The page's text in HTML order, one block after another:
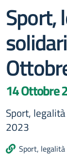
Sport,
14 Ottobre
Sport,
2023
Sport,